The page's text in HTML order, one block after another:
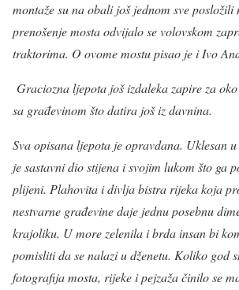
montaže su na obali još jednom sve posložili
prenošenje mosta odvijalo se volovskom
traktorima. O ovome mostu pisao je i Ivo
Graciozna ljepota još izdaleka zapire za
sa građevinom što datira još iz davnina.
Sva opisana ljepota je opravdana. Uklesan
je sastavni dio stijena i svojim lukom što ga
plijeni. Plahovita i divlja bistra rijeka koja
nestvarne građevine daje jednu posebnu
krajoliku. U more zelenila i brda insan bi
pomisliti da se nalazi u dženetu. Koliko god
fotografija mosta, rijeke i pejzaža činilo se